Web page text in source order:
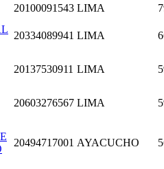
20100091543 LIMA
20334089941 LIMA
20137530911 LIMA
20603276567 LIMA
20494717001 AYACUCHO